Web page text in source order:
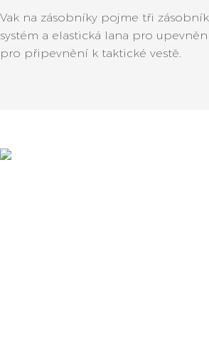
Vak na zásobníky pojme tři
systém a elastická lana pro
pro připevnění k taktické vestě.